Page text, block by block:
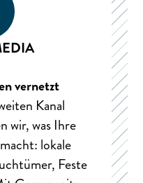
vernetzt
Kanal
wir, was Ihre
lokale
Feste